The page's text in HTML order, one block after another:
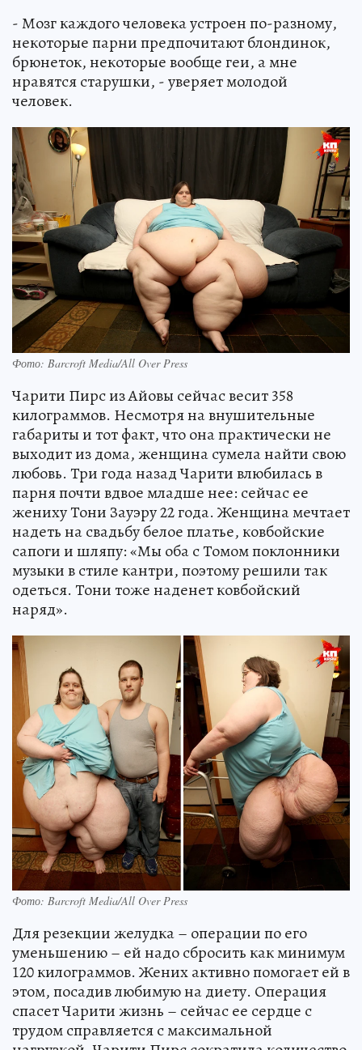
- Мозг каждого человека устроен по-разному,
некоторые парни предпочитают блондинок,
брюнеток, некоторые вообще геи, а мне
нравятся старушки, - уверяет молодой
человек.
Фото: Barcroft Media/All Over Press
Чарити Пирс из Айовы сейчас весит 358
килограммов. Несмотря на внушительные
габариты и тот факт, что она практически не
выходит из дома, женщина сумела найти свою
любовь. Три года назад Чарити влюбилась в
парня почти вдвое младше нее: сейчас ее
жениху Тони Зауэру 22 года. Женщина мечтает
надеть на свадьбу белое платье, ковбойские
сапоги и шляпу: «Мы оба с Томом поклонники
музыки в стиле кантри, поэтому решили так
одеться. Тони тоже наденет ковбойский
наряд».
Фото: Barcroft Media/All Over Press
Для резекции желудка – операции по его
уменьшению – ей надо сбросить как минимум
120 килограммов. Жених активно помогает ей в
этом, посадив любимую на диету. Операция
спасет Чарити жизнь – сейчас ее сердце с
трудом справляется с максимальной